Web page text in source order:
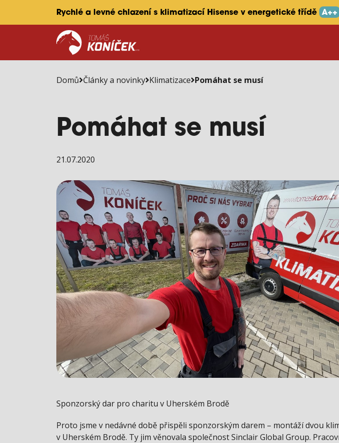
Domů Články a novinky Klimatizace Pomáhat se musí
Pomáhat se musí
21.07.2020
Sponzorský dar pro charitu v Uherském Brodě
Proto jsme v nedávné době přispěli sponzorským darem – montáží dvou
v Uherském Brodě. Ty jim věnovala společnost Sinclair Global Group.
Rychlé a levné chlazení s klimatizací Hisense v energetické třídě A++